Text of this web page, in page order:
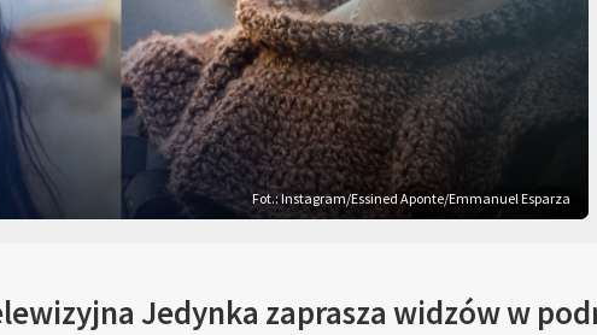
Fot.: Instagram/Essined Aponte/Emmanuel Esparza
Jedynka zaprasza widzów w